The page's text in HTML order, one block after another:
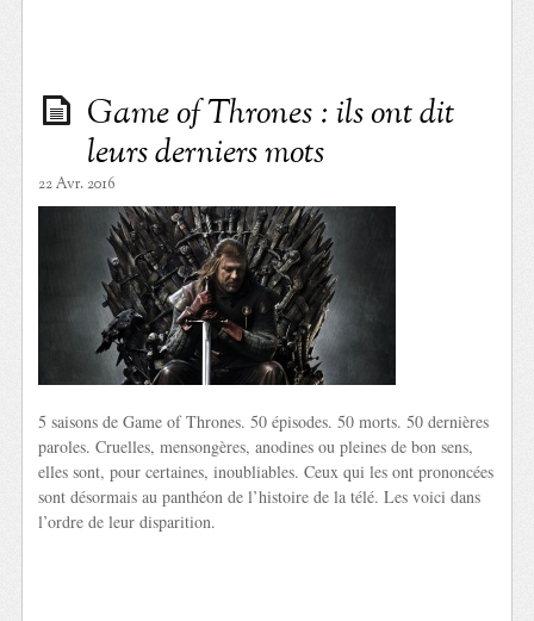
Game of Thrones : ils ont dit
leurs derniers mots
22 Avr. 2016
5 saisons de Game of Thrones. 50 épisodes. 50 morts. 50 dernières
paroles. Cruelles, mensongères, anodines ou pleines de bon sens,
elles sont, pour certaines, inoubliables. Ceux qui les ont prononcées
sont désormais au panthéon de l’histoire de la télé. Les voici dans
l’ordre de leur disparition.